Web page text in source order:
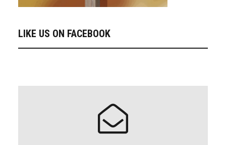
LIKE US ON FACEBOOK